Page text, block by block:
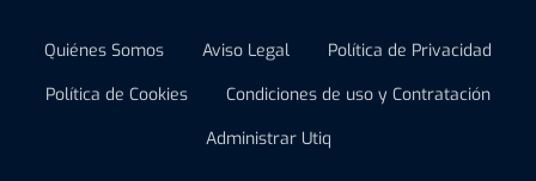
Quiénes Somos Aviso Legal
Política de Privacidad
Política de Cookies
Condiciones de uso y Contratación
Administrar Utiq